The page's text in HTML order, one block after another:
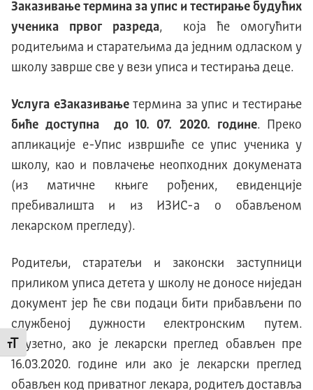
Промени величину слова
Заказивање термина за упис и тестирање будућих
ученика првог разреда, која ће омогућити
родитељима и старатељима да једним одласком у
школу заврше све у вези уписа и тестирања деце.
Услуга еЗаказивањетермина за упис и тестирање
биће доступна до 10. 07. 2020. године. Преко
апликације е-Упис извршиће се упис ученика у
школу, као и повлачење неопходних докумената
(из матичне књиге рођених, евиденције
пребивалишта и из ИЗИС-а о обављеном
лекарском прегледу).
Родитељи, старатељи и законски заступници
приликом уписа детета у школу не доносе ниједан
документ јер ће сви подаци бити прибављени по
службеној дужности електронским путем.
Изузетно, ако је лекарски преглед обављен пре
16.03.2020. године или ако је лекарски преглед
обављен код приватног лекара, родитељ доставља